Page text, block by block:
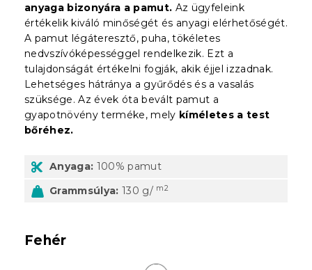
anyaga bizonyára a pamut. Az ügyfeleink
értékelik kiváló minőségét és anyagi elérhetőségét.
A pamut légáteresztő, puha, tökéletes
nedvszívóképességgel rendelkezik. Ezt a
tulajdonságát értékelni fogják, akik éjjel izzadnak.
Lehetséges hátránya a gyűrődés és a vasalás
szüksége. Az évek óta bevált pamut a
gyapotnövény terméke, mely kíméletes a test
bőréhez.
Anyaga: 100% pamut
Grammsúlya: 130 g/ m2
Fehér